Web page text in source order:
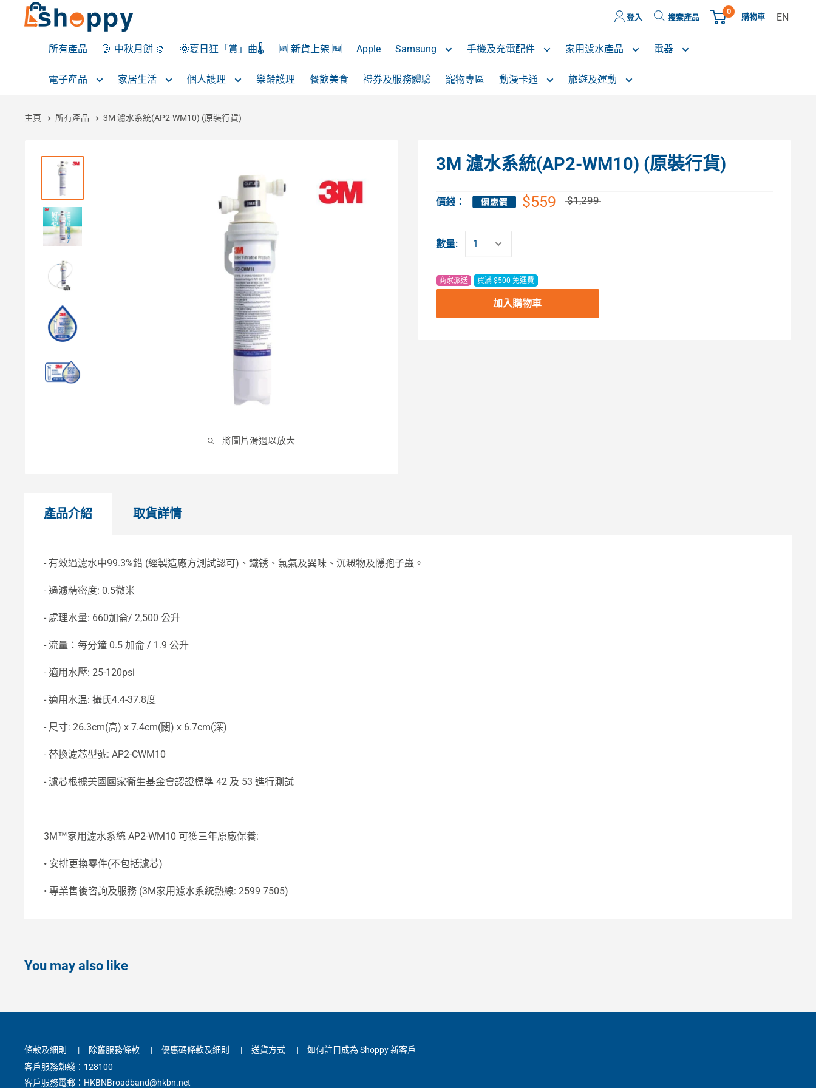
登入 搜索產品
0
購物車 EN
所有產品 🌛 中秋月餅 🥮 🌞夏日狂「賞」曲🌡️ 🆕 新貨上架 🆕 Apple Samsung 手機及充電配件 家用濾水產品 電器
電子產品 家居生活 個人護理 樂齡護理 餐飲美食 禮券及服務體驗 寵物專區 動漫卡通 旅遊及運動
主頁 所有產品 3M 濾水系統(AP2-WM10) (原裝行貨)
將圖片滑過以放大
3M 濾水系統(AP2-WM10) (原裝行貨)
價錢： $559 $1,299
數量:
商家派送 買滿 $500 免運費
加入購物車
產品介紹
- 有效過濾水中99.3%鉛 (經製造廠方測試認可)、鐵锈、氯氣及異味、沉澱物及隠孢子蟲。
- 過濾精密度: 0.5微米
- 處理水量: 660加侖/ 2,500 公升
- 流量：每分鐘 0.5 加侖 / 1.9 公升
- 適用水壓: 25-120psi
- 適用水温: 攝氏4.4-37.8度
- 尺寸: 26.3cm(高) x 7.4cm(闊) x 6.7cm(深)
- 替換濾芯型號: AP2-CWM10
- 濾芯根據美國國家衞生基金會認證標準 42 及 53 進行測試
3M™️家用濾水系統 AP2-WM10 可獲三年原廠保養:
• 安排更換零件(不包括濾芯)
• 專業售後咨詢及服務 (3M家用濾水系統熱線: 2599 7505)
取貨詳情
You may also like
條款及細則 | 除舊服務條款 | 優惠碼條款及細則 | 送貨方式 |
如何註冊成為 Shoppy 新客戶
客戶服務熱綫：128100
客戶服務電郵：HKBNBroadband@hkbn.net